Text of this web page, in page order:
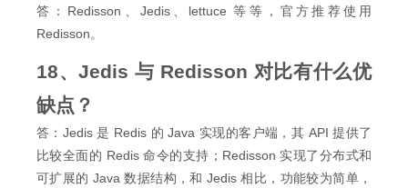
答：Redisson、Jedis、lettuce 等等，官方推荐使用
Redisson。
18、Jedis 与 Redisson 对比有什么优
缺点？
答：Jedis 是 Redis 的 Java 实现的客户端，其 API 提供了
比较全面的 Redis 命令的支持；Redisson 实现了分布式和
可扩展的 Java 数据结构，和 Jedis 相比，功能较为简单，